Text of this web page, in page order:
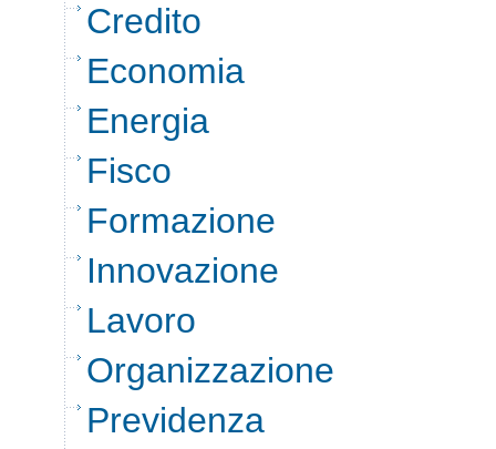
Credito
Economia
Energia
Fisco
Formazione
Innovazione
Lavoro
Organizzazione
Previdenza